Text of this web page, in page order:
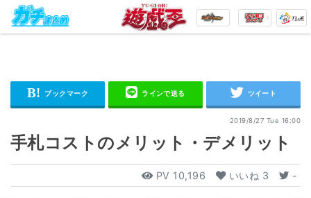
2019/8/27 Tue 16:00
手札コストのメリット・デメリット
PV 10,196 いいね 3 -